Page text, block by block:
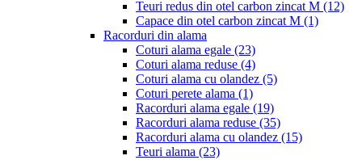
Teuri redus din otel carbon zincat M (12)
Capace din otel carbon zincat M (1)
Racorduri din alama
Coturi alama egale (23)
Coturi alama reduse (4)
Coturi alama cu olandez (5)
Coturi perete alama (1)
Racorduri alama egale (19)
Racorduri alama reduse (35)
Racorduri alama cu olandez (15)
Teuri alama (23)